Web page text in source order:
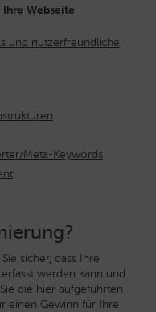
Webseite
und nutzerfreundliche
Meta-Keywords
sicher, dass Ihre
werden kann und
die hier aufgeführten
einen Gewinn für Ihre